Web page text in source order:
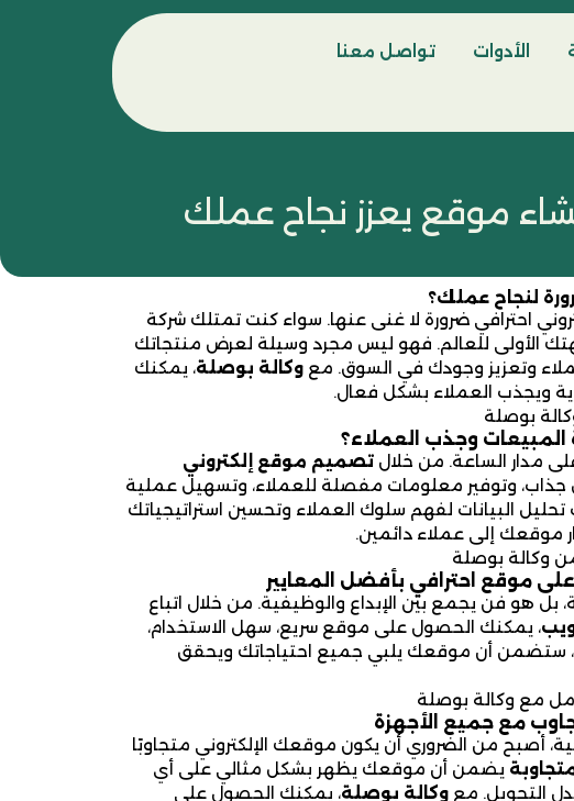
الأدوات تواصل معنا
موقع يعزز نجاح عملك
لنجاح عملك؟
احترافي ضرورة لا غنى عنها. سواء كنت تمتلك شركة
الأولى للعالم. فهو ليس مجرد وسيلة لعرض منتجاتك
وتعزيز وجودك في السوق. مع وكالة بوصلة، يمكنك
ويجذب العملاء بشكل فعال.
بوصلة
وجذب العملاء؟
مدار الساعة. من خلال تصميم موقع إلكتروني
وتوفير معلومات مفصلة للعملاء، وتسهيل عملية
البيانات لفهم سلوك العملاء وتحسين استراتيجياتك
موقعك إلى عملاء دائمين.
وكالة بوصلة
موقع احترافي بأفضل المعايير
هو فن يجمع بين الإبداع والوظيفية. من خلال اتباع
، يمكنك الحصول على موقع سريع، سهل الاستخدام،
، ستضمن أن موقعك يلبي جميع احتياجاتك ويحقق
مع وكالة بوصلة
مع جميع الأجهزة
أصبح من الضروري أن يكون موقعك الإلكتروني متجاوبًا
يضمن أن موقعك يظهر بشكل مثالي على أي
التحويل. مع وكالة بوصلة، يمكنك الحصول على